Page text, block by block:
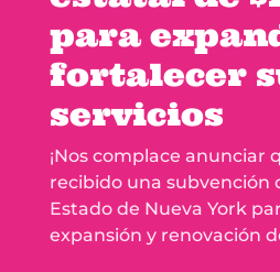
para
fortalecer
servicios
¡Nos complace anunciar
recibido una subvención
Estado de Nueva York
expansión y renovación